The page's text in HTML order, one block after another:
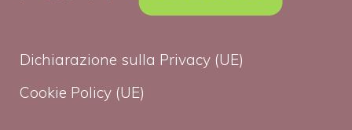
Dichiarazione sulla Privacy (UE)
Cookie Policy (UE)